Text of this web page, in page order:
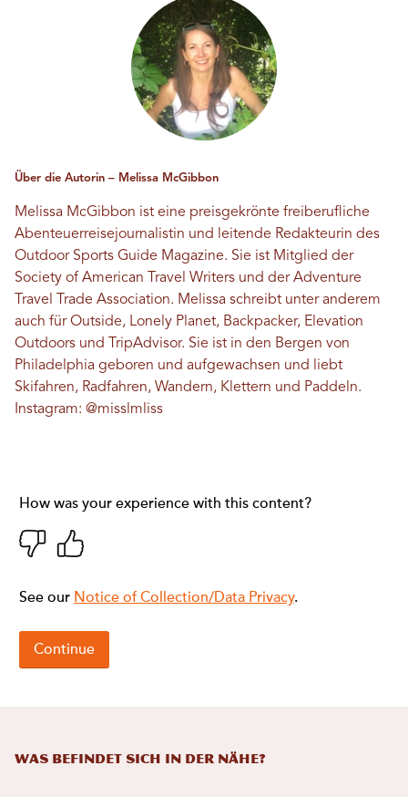
Über die Autorin – Melissa McGibbon
Melissa McGibbon ist eine preisgekrönte freiberufliche
Abenteuerreisejournalistin und leitende Redakteurin des
Outdoor Sports Guide Magazine. Sie ist Mitglied der
Society of American Travel Writers und der Adventure
Travel Trade Association. Melissa schreibt unter anderem
auch für Outside, Lonely Planet, Backpacker, Elevation
Outdoors und TripAdvisor. Sie ist in den Bergen von
Philadelphia geboren und aufgewachsen und liebt
Skifahren, Radfahren, Wandern, Klettern und Paddeln.
Instagram: @misslmliss
Was befindet sich in der Nähe?